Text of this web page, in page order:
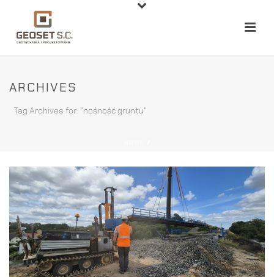
ARCHIVES
Tag Archives for: "nośność gruntu"